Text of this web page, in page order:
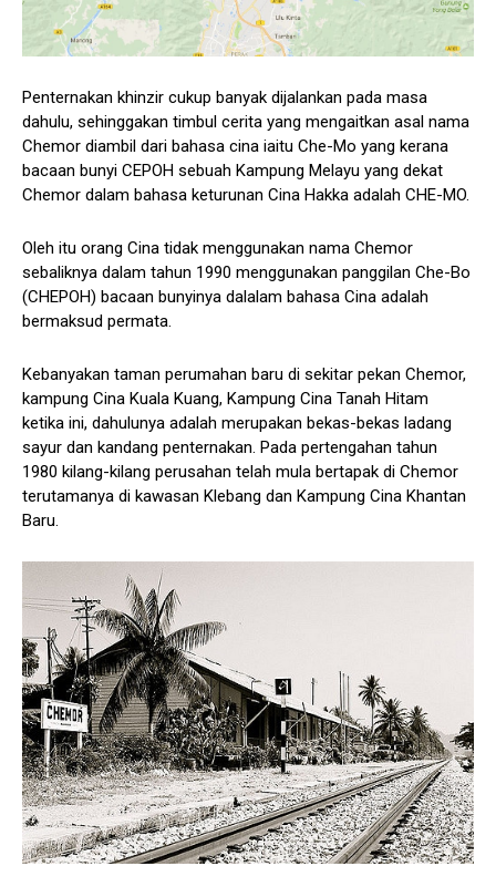
Penternakan khinzir cukup banyak dijalankan pada masa
dahulu, sehinggakan timbul cerita yang mengaitkan asal nama
Chemor diambil dari bahasa cina iaitu Che-Mo yang kerana
bacaan bunyi CEPOH sebuah Kampung Melayu yang dekat
Chemor dalam bahasa keturunan Cina Hakka adalah CHE-MO.
Oleh itu orang Cina tidak menggunakan nama Chemor
sebaliknya dalam tahun 1990 menggunakan panggilan Che-Bo
(CHEPOH) bacaan bunyinya dalalam bahasa Cina adalah
bermaksud permata.
Kebanyakan taman perumahan baru di sekitar pekan Chemor,
kampung Cina Kuala Kuang, Kampung Cina Tanah Hitam
ketika ini, dahulunya adalah merupakan bekas-bekas ladang
sayur dan kandang penternakan. Pada pertengahan tahun
1980 kilang-kilang perusahan telah mula bertapak di Chemor
terutamanya di kawasan Klebang dan Kampung Cina Khantan
Baru.